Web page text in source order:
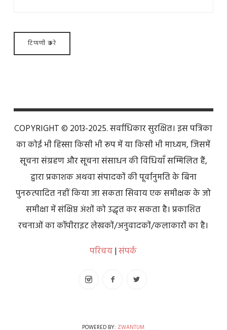
COPYRIGHT © 2013-2025. सर्वाधिकार सुरक्षित। इस पत्रिका
का कोई भी हिस्सा किसी भी रूप में या किसी भी माध्यम, जिसमें
सूचना संग्रहण और सूचना संसाधन की विधियाँ सम्मिलित हैं,
द्वारा प्रकाशक अथवा संपादकों की पूर्वानुमति के बिना
पुनरुत्पादित नहीं किया जा सकता सिवाय एक समीक्षक के जो
समीक्षा में संक्षिप्त अंशों को उद्धृत कर सकता है। प्रकाशित
रचनाओं का कॉपीराइट लेखकों/अनुवादकों/कलाकारों का है।
परिचय|संपर्क
POWERED BY: ZWANTUM